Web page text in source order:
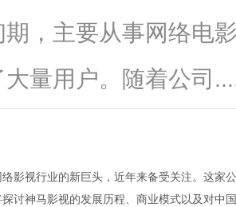
，主要从事网络电
大量用户。随着公司
影视行业的新巨头，近年来备受关注。这家
讨神马影视的发展历程、商业模式以及对中